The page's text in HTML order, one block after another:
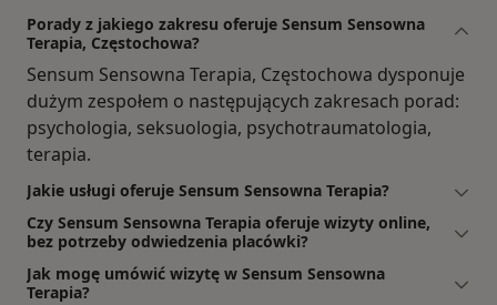
Porady z jakiego zakresu oferuje Sensum Sensowna
Terapia, Częstochowa?
Sensum Sensowna Terapia, Częstochowa dysponuje
dużym zespołem o następujących zakresach porad:
psychologia, seksuologia, psychotraumatologia,
terapia.
Jakie usługi oferuje Sensum Sensowna Terapia?
Czy Sensum Sensowna Terapia oferuje wizyty online,
bez potrzeby odwiedzenia placówki?
Jak mogę umówić wizytę w Sensum Sensowna
Terapia?